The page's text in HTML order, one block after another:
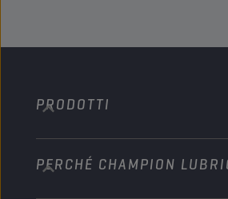
PRODOTTI
Autovetture
PERCHÉ CHAMPION